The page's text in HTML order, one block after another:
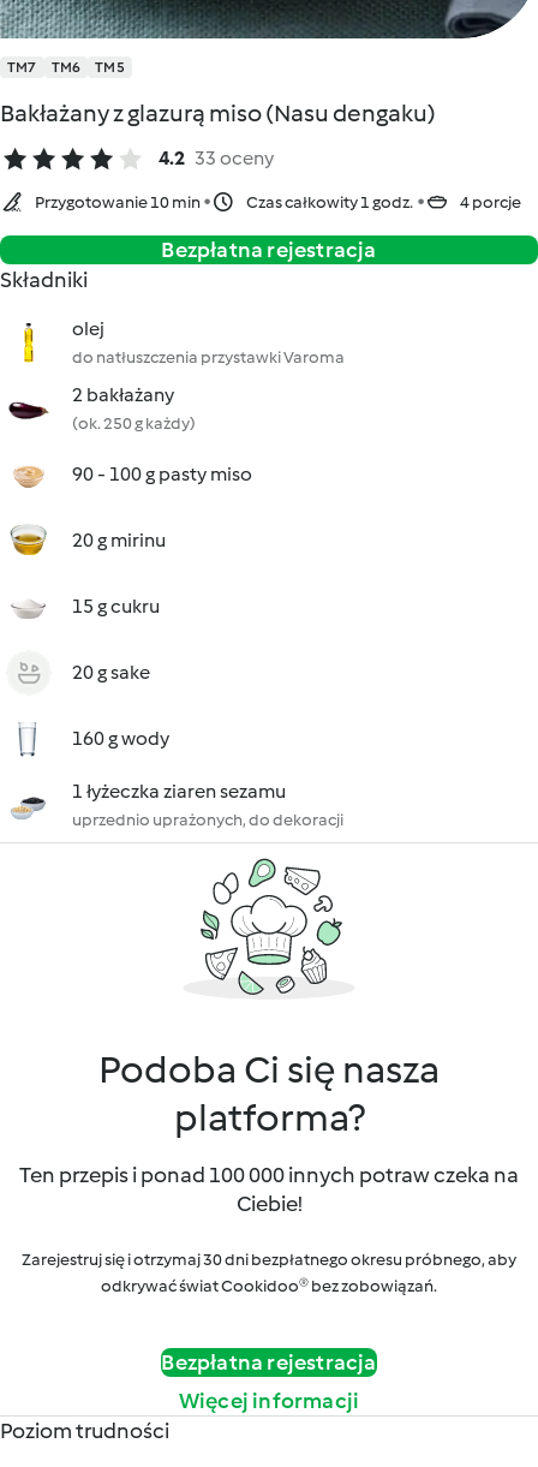
TM7 TM6 TM5
Bakłażany z glazurą miso (Nasu dengaku)
4.2 33 oceny
Przygotowanie 10 min Czas całkowity 1 godz. 4 porcje
Bezpłatna rejestracja
Składniki
olej
do natłuszczenia przystawki Varoma
2 bakłażany
(ok. 250 g każdy)
90 - 100 g pasty miso
20 g mirinu
15 g cukru
20 g sake
160 g wody
1 łyżeczka ziaren sezamu
uprzednio uprażonych, do dekoracji
Podoba Ci się nasza
platforma?
Ten przepis i ponad 100 000 innych potraw czeka na
Ciebie!
Zarejestruj się i otrzymaj 30 dni bezpłatnego okresu próbnego, aby
odkrywać świat Cookidoo® bez zobowiązań.
Bezpłatna rejestracja
Więcej informacji
Poziom trudności